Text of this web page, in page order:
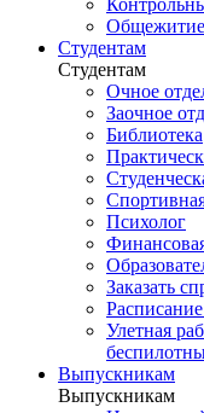
Общежитие
Студентам
Студентам
Очное
Заочное
Библиотека
Психолог
Заказать
Улетная
Выпускникам
Выпускникам